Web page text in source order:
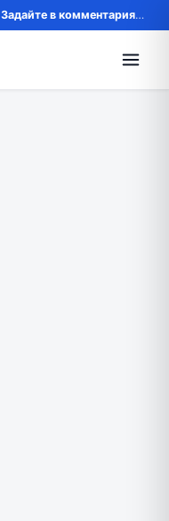
Задайте в комментариях — ответим!